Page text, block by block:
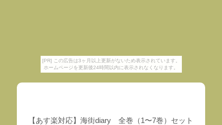
[PR] この広告は3ヶ月以上更新がないため表示されています。
ホームページを更新後24時間以内に表示されなくなります。
【あす楽対応】海街diary 全巻（1〜7巻）セット